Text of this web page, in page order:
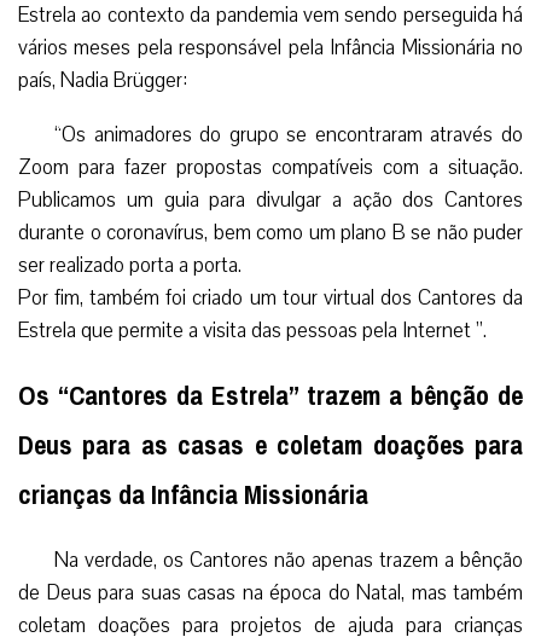
Estrela ao contexto da pandemia vem sendo perseguida há
vários meses pela responsável pela Infância Missionária no
país, Nadia Brügger:
“Os animadores do grupo se encontraram através do
Zoom para fazer propostas compatíveis com a situação.
Publicamos um guia para divulgar a ação dos Cantores
durante o coronavírus, bem como um plano B se não puder
ser realizado porta a porta.
Por fim, também foi criado um tour virtual dos Cantores da
Estrela que permite a visita das pessoas pela Internet ”.
Os “Cantores da Estrela” trazem a bênção de
Deus para as casas e coletam doações para
crianças da Infância Missionária
Na verdade, os Cantores não apenas trazem a bênção
de Deus para suas casas na época do Natal, mas também
coletam doações para projetos de ajuda para crianças